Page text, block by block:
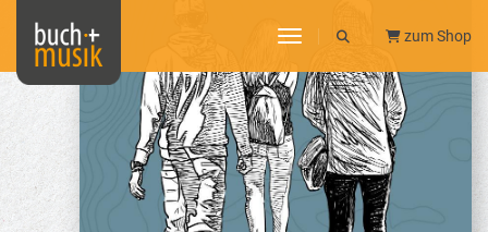
toggle navigation
zum Shop